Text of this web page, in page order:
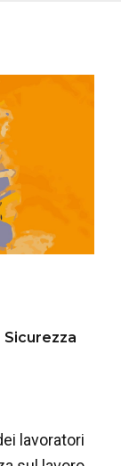
Sicurezza
lavoratori